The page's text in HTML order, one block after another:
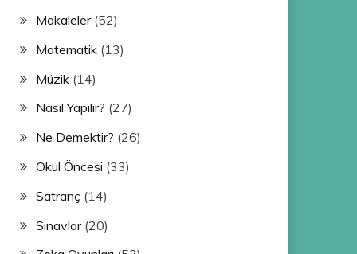
Makaleler(52)
Matematik(13)
Müzik(14)
Nasıl Yapılır? (27)
Ne Demektir? (26)
Okul Öncesi (33)
Satranç(14)
Sınavlar(20)